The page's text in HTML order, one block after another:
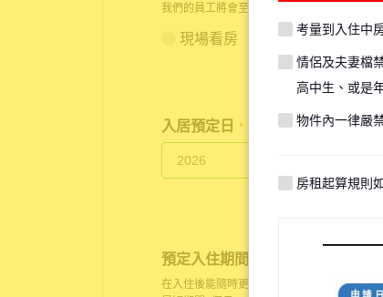
我們的員工將會至物件現場與您以
現場看房 線上看房
入居預定日 *
預定入住期間
在入住後能隨時更改。
考量到入住中
情侶及夫妻檔
高中生、或是
物件內一律嚴
房租起算規則